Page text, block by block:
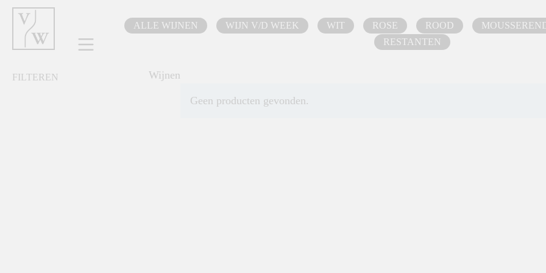
Ga naar de hoofdnavigatie
ALLE WIJNEN WIJN V/D WEEK WIT ROSE ROOD
RESTANTEN
FILTEREN Wijnen
Geen producten gevonden.